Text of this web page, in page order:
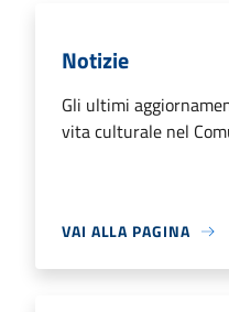
Notizie
Gli ultimi
vita culturale nel
VAI ALLA PAGINA